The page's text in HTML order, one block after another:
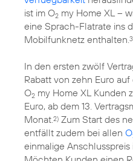
ist im O2 my Home XL –
eine Sprach-Flatrate ins
Mobilfunknetz enthalten.
In den ersten zwölf
Rabatt von zehn Euro
O2 my Home XL Kunden
Euro, ab dem 13.
Monat.2) Zum Start des
entfällt zudem bei allen O
einmalige